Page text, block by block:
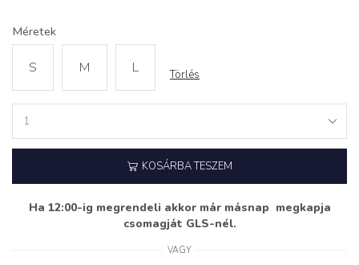
Méretek
S M L Törlés
Nadrágszoknya
kövekkel
quantity
KOSÁRBA TESZEM
Ha 12:00-ig megrendeli akkor már másnap megkapja
csomagját GLS-nél.
VAGY